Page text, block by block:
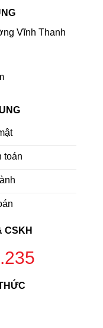
Vĩnh Thanh
toán
CSKH